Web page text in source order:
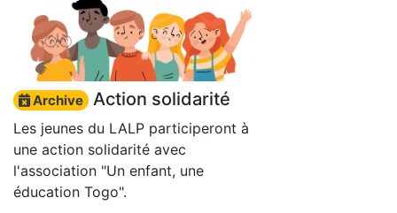
Archive Action solidarité
Les jeunes du LALP participeront à
une action solidarité avec
l'association "Un enfant, une
éducation Togo".